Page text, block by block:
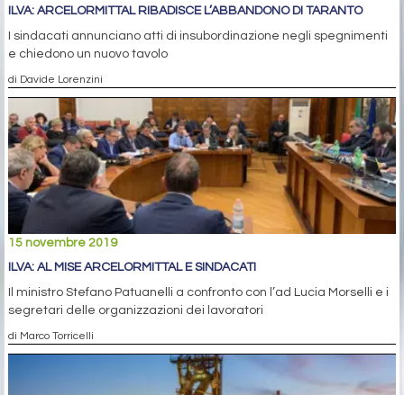
ILVA: ARCELORMITTAL RIBADISCE L’ABBANDONO DI TARANTO
I sindacati annunciano atti di insubordinazione negli spegnimenti
e chiedono un nuovo tavolo
di Davide Lorenzini
15 novembre 2019
ILVA: AL MISE ARCELORMITTAL E SINDACATI
Il ministro Stefano Patuanelli a confronto con l’ad Lucia Morselli e i
segretari delle organizzazioni dei lavoratori
di Marco Torricelli